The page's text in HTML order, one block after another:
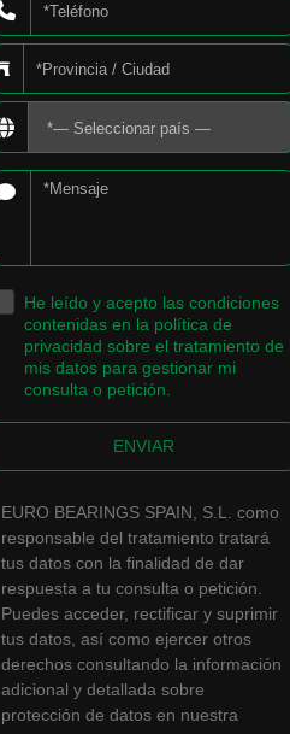
*— Seleccionar país —
He leído y acepto las condiciones
contenidas en la política de
privacidad sobre el tratamiento de
mis datos para gestionar mi
consulta o petición.
ENVIAR
EURO BEARINGS SPAIN, S.L. como
responsable del tratamiento tratará
tus datos con la finalidad de dar
respuesta a tu consulta o petición.
Puedes acceder, rectificar y suprimir
tus datos, así como ejercer otros
derechos consultando la información
adicional y detallada sobre
protección de datos en nuestra